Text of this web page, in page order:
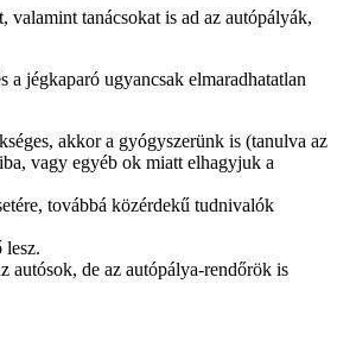
tanácsokat is ad az autópályák,
jégkaparó ugyancsak elmaradhatatlan
akkor a gyógyszerünk is (tanulva az
vagy egyéb ok miatt elhagyjuk a
továbbá közérdekű tudnivalók
lesz.
autósok, de az autópálya-rendőrök is